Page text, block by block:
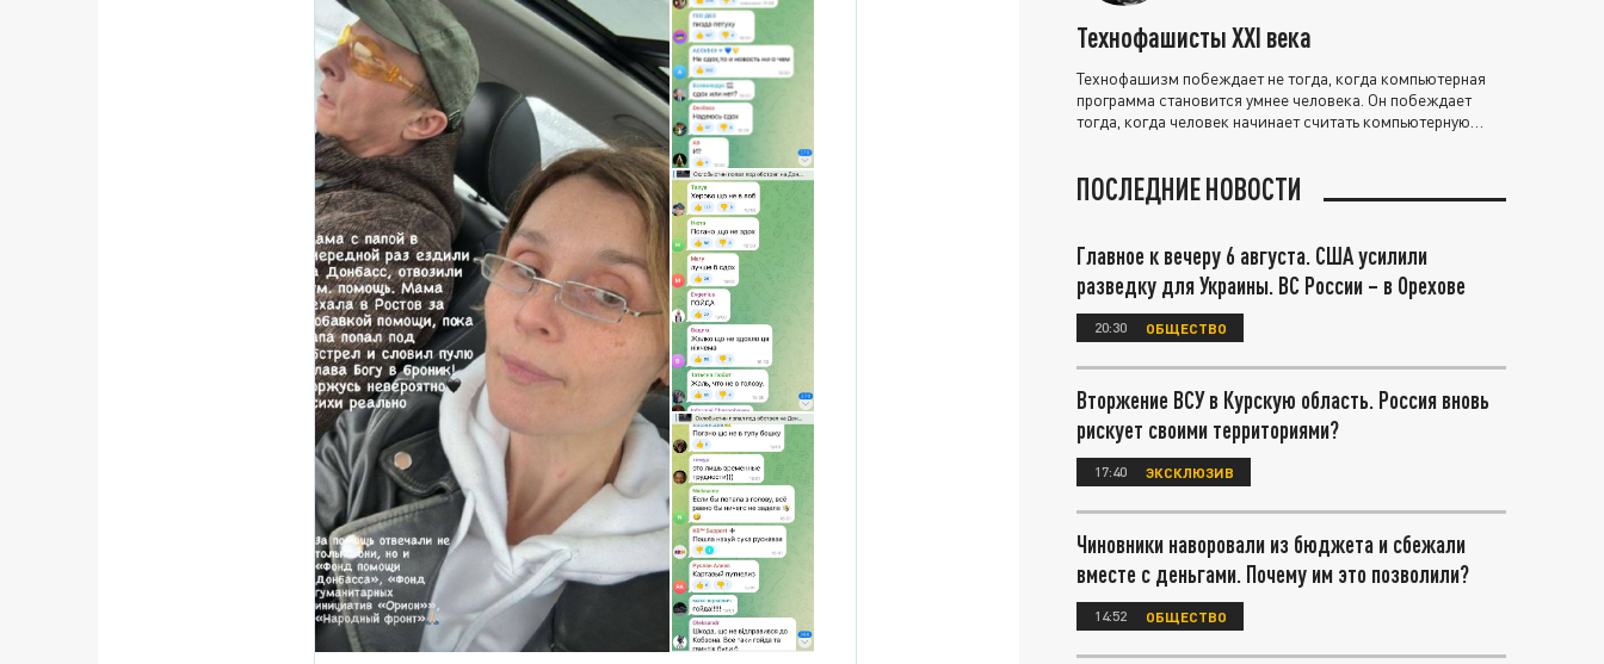
Технофашисты XXI века
Технофашизм побеждает не тогда, когда компьютерная
программа становится умнее человека. Он побеждает
тогда, когда человек начинает считать компьютерную
ПОСЛЕДНИЕ НОВОСТИ
Главное к вечеру 6 августа. США усилили
разведку для Украины. ВС России – в Орехове
20:30 ОБЩЕСТВО
Вторжение ВСУ в Курскую область. Россия вновь
рискует своими территориями?
17:40 ЭКСКЛЮЗИВ
Чиновники наворовали из бюджета и сбежали
вместе с деньгами. Почему им это позволили?
14:52 ОБЩЕСТВО